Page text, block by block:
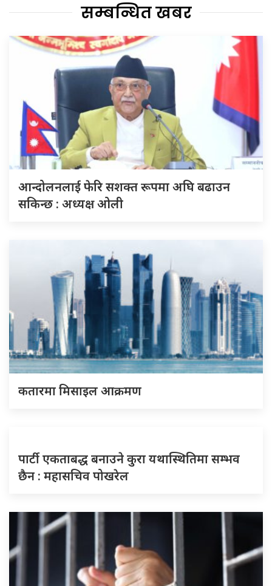
सम्बन्धित खबर
आन्दोलनलाई फेरि सशक्त रूपमा अघि बढाउन
सकिन्छ : अध्यक्ष ओली
कतारमा मिसाइल आक्रमण
पार्टी एकताबद्ध बनाउने कुरा यथास्थितिमा सम्भव
छैन : महासचिव पोखरेल